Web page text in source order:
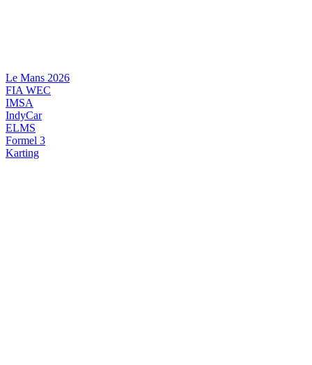
Le Mans 2026
FIA WEC
IMSA
IndyCar
ELMS
Formel 3
Karting